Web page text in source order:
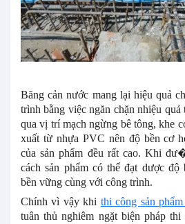
Băng cản nước mang lại hiệu quả
trình bằng việc ngăn chặn nhiệu
qua vị trí mạch ngừng bê tông, khe
xuất từ nhựa PVC nên độ bền cơ
của sản phẩm đều rất cao. Khi
cách sản phẩm có thể đạt dược độ
bền vững cùng với công trình.
Chính vì vậy khi thi công sản
tuân thủ nghiêm ngặt biện pháp